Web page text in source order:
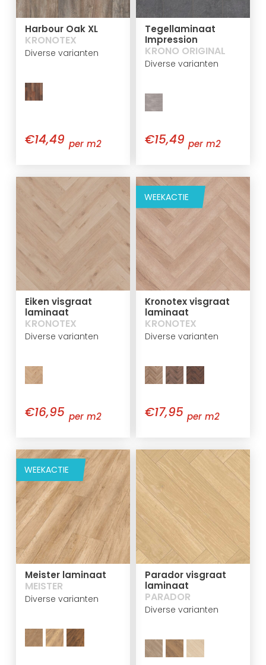
Harbour Oak XL
KRONOTEX
Diverse varianten
€14,49 per m2
Tegellaminaat
Impression
KRONO ORIGINAL
Diverse varianten
€15,49 per m2
Eiken visgraat
laminaat
KRONOTEX
Diverse varianten
€16,95 per m2
WEEKACTIE
Kronotex visgraat
laminaat
KRONOTEX
Diverse varianten
€17,95 per m2
WEEKACTIE
Meister laminaat
MEISTER
Diverse varianten
Parador visgraat
laminaat
PARADOR
Diverse varianten